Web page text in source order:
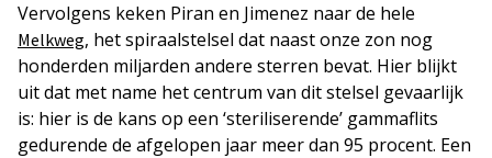
Vervolgens keken Piran en Jimenez naar de hele
Melkweg, het spiraalstelsel dat naast onze zon nog
honderden miljarden andere sterren bevat. Hier blijkt
uit dat met name het centrum van dit stelsel gevaarlijk
is: hier is de kans op een ‘steriliserende’ gammaflits
gedurende de afgelopen jaar meer dan 95 procent. Een